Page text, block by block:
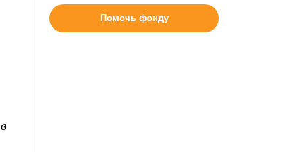
Помочь фонду